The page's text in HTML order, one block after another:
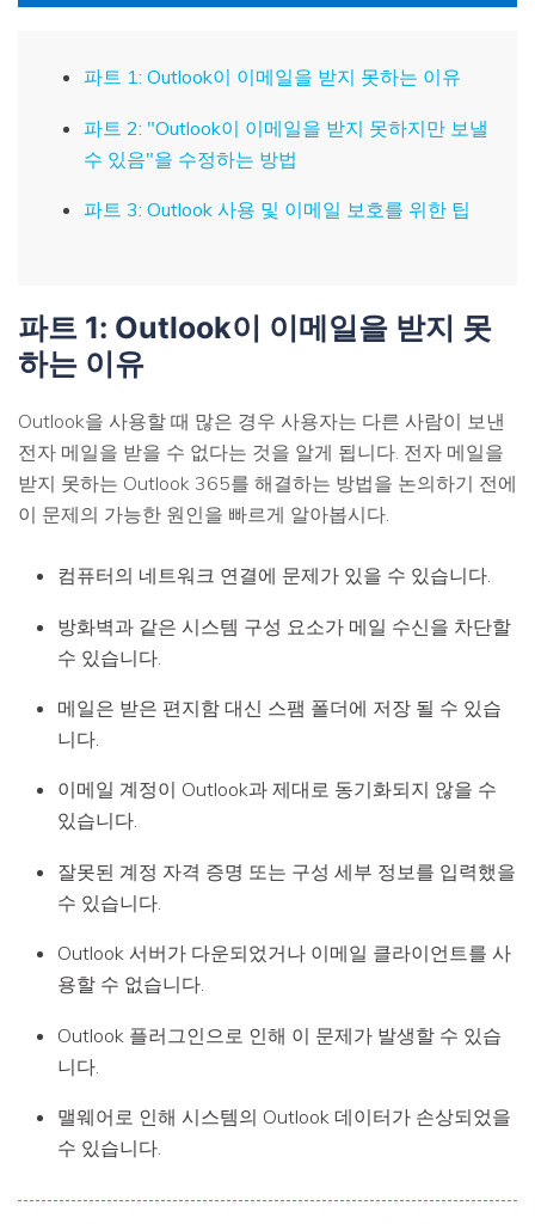
파트 1: Outlook이 이메일을 받지 못하는 이유
파트 2: "Outlook이 이메일을 받지 못하지만 보낼
수 있음"을 수정하는 방법
파트 3: Outlook 사용 및 이메일 보호를 위한 팁
파트 1: Outlook이 이메일을 받지 못
하는 이유
Outlook을 사용할 때 많은 경우 사용자는 다른 사람이 보낸
전자 메일을 받을 수 없다는 것을 알게 됩니다. 전자 메일을
받지 못하는 Outlook 365를 해결하는 방법을 논의하기 전에
이 문제의 가능한 원인을 빠르게 알아봅시다.
컴퓨터의 네트워크 연결에 문제가 있을 수 있습니다.
방화벽과 같은 시스템 구성 요소가 메일 수신을 차단할
수 있습니다.
메일은 받은 편지함 대신 스팸 폴더에 저장 될 수 있습
니다.
이메일 계정이 Outlook과 제대로 동기화되지 않을 수
있습니다.
잘못된 계정 자격 증명 또는 구성 세부 정보를 입력했을
수 있습니다.
Outlook 서버가 다운되었거나 이메일 클라이언트를 사
용할 수 없습니다.
Outlook 플러그인으로 인해 이 문제가 발생할 수 있습
니다.
맬웨어로 인해 시스템의 Outlook 데이터가 손상되었을
수 있습니다.